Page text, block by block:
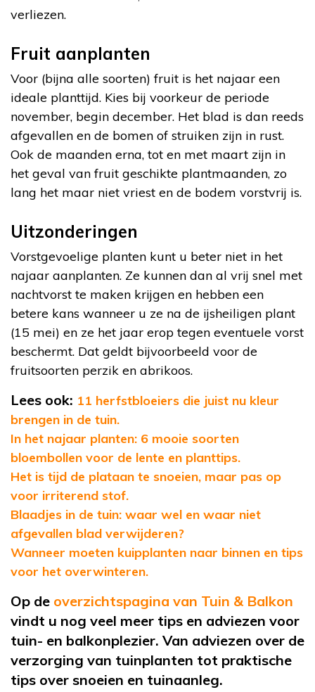
verliezen.
Fruit aanplanten
Voor (bijna alle soorten) fruit is het najaar een
ideale planttijd. Kies bij voorkeur de periode
november, begin december. Het blad is dan reeds
afgevallen en de bomen of struiken zijn in rust.
Ook de maanden erna, tot en met maart zijn in
het geval van fruit geschikte plantmaanden, zo
lang het maar niet vriest en de bodem vorstvrij is.
Uitzonderingen
Vorstgevoelige planten kunt u beter niet in het
najaar aanplanten. Ze kunnen dan al vrij snel met
nachtvorst te maken krijgen en hebben een
betere kans wanneer u ze na de ijsheiligen plant
(15 mei) en ze het jaar erop tegen eventuele vorst
beschermt. Dat geldt bijvoorbeeld voor de
fruitsoorten perzik en abrikoos.
Lees ook: 11 herfstbloeiers die juist nu kleur
brengen in de tuin.
In het najaar planten: 6 mooie soorten
bloembollen voor de lente en planttips.
Het is tijd de plataan te snoeien, maar pas op
voor irriterend stof.
Blaadjes in de tuin: waar wel en waar niet
afgevallen blad verwijderen?
Wanneer moeten kuipplanten naar binnen en tips
voor het overwinteren.
Op de overzichtspagina van Tuin & Balkon
vindt u nog veel meer tips en adviezen voor
tuin- en balkonplezier. Van adviezen over de
verzorging van tuinplanten tot praktische
tips over snoeien en tuinaanleg.